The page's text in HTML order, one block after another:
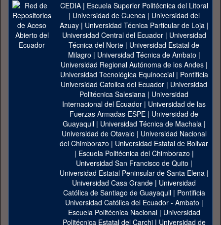
CEDIA| Escuela Superior Politécnica del Litoral
| Universidad de Cuenca| Universidad del
Azuay| Universidad Técnica Particular de Loja|
Universidad Central del Ecuador| Universidad
Técnica del Norte | Universidad Estatal de
Milagro | Universidad Técnica de Ambato |
Universidad Regional Autónoma de los Andes|
Universidad Tecnológica Equinoccial| Pontificia
Universidad Catolica del Ecuador | Universidad
Politécnica Salesiana | Universidad
Internacional del Ecuador | Universidad de las
Fuerzas Armadas-ESPE | Universidad de
Guayaquil| Universidad Técnica de Machala|
Universidad de Otavalo | Universidad Nacional
del Chimborazo | Universidad Estatal de Bolivar
| Escuela Politécnica del Chimborazo |
Universidad San Francisco de Quito |
Universidad Estatal Peninsular de Santa Elena|
Universidad Casa Grande | Universidad
Católica de Santiago de Guayaquil| Pontificia
Universidad Católica del Ecuador - Ambato |
Escuela Politécnica Nacional| Universidad
Politécnica Estatal del Carchi| Universidad de